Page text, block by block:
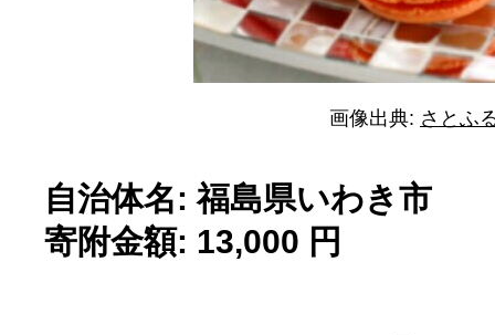
画像出典: さとふ
自治体名: 福島県いわき市
寄附金額: 13,000 円